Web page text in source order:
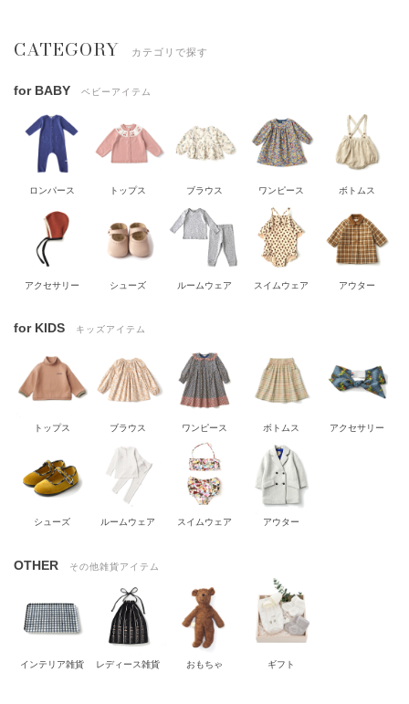
CATEGORY カテゴリで探す
for BABY ベビーアイテム
ロンパース トップス ブラウス ワンピース ボトムス
アクセサリー シューズ ルームウェア スイムウェア アウター
for KIDS キッズアイテム
トップス ブラウス ワンピース ボトムス アクセサリー
シューズ ルームウェア スイムウェア アウター
OTHER その他雑貨アイテム
インテリア雑貨 レディース雑貨 おもちゃ ギフト